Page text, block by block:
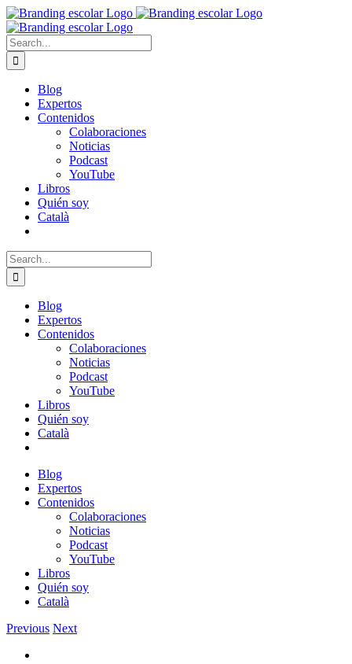
Skip
to
content
Search
for:
Blog
Expertos
Contenidos
Colaboraciones
Noticias
Podcast
YouTube
Libros
Quién soy
Català
Search
for:
Blog
Expertos
Contenidos
Colaboraciones
Noticias
Podcast
YouTube
Libros
Quién soy
Català
Blog
Expertos
Contenidos
Colaboraciones
Noticias
Podcast
YouTube
Libros
Quién soy
Català
Previous Next